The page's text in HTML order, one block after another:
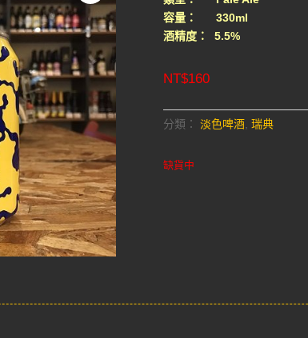
容量： 330ml
酒精度： 5.5%
NT$160
分類： 淡色啤酒, 瑞典
缺貨中